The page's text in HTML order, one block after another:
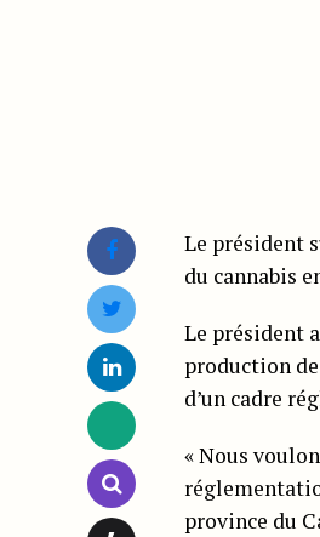
Le président
du cannabis
Le président
production de
d’un cadre
« Nous
province du